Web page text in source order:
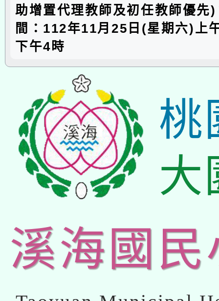
助增置代理教師及初任教師優先
間：112年11月25日(星期六)上
下午4時
桃
大
溪海國民